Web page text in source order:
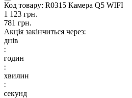
Код товару: R0315 Камера Q5 WIFI
1 123 грн.
781 грн.
Акція закінчиться через:
днів
:
годин
:
хвилин
:
секунд